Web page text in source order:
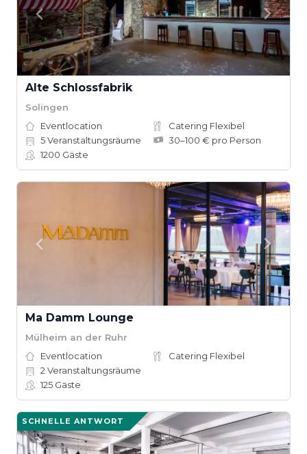
Alte Schlossfabrik
Solingen
Eventlocation
Catering Flexibel
5Veranstaltungsräume
30–100 € pro Person
1200 Gäste
Ma Damm Lounge
Mülheim an der Ruhr
Eventlocation
Catering Flexibel
2 Veranstaltungsräume
125 Gäste
SCHNELLE ANTWORT